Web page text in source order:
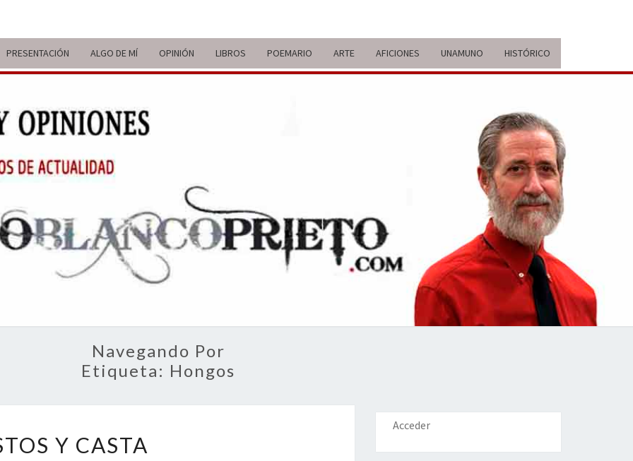
PRESENTACIÓN ALGO DE MÍ OPINIÓN LIBROS POEMARIO ARTE AFICIONES UNAMUNO HISTÓRICO
ITINERARIO
DE VIDA Y
OPINIONES
BREVE
RECORRIDO
VITAL Y
COMENTARIOS
ACTUALIDAD
Navegando Por
Etiqueta: Hongos
Y
Y CASTA
Acceder